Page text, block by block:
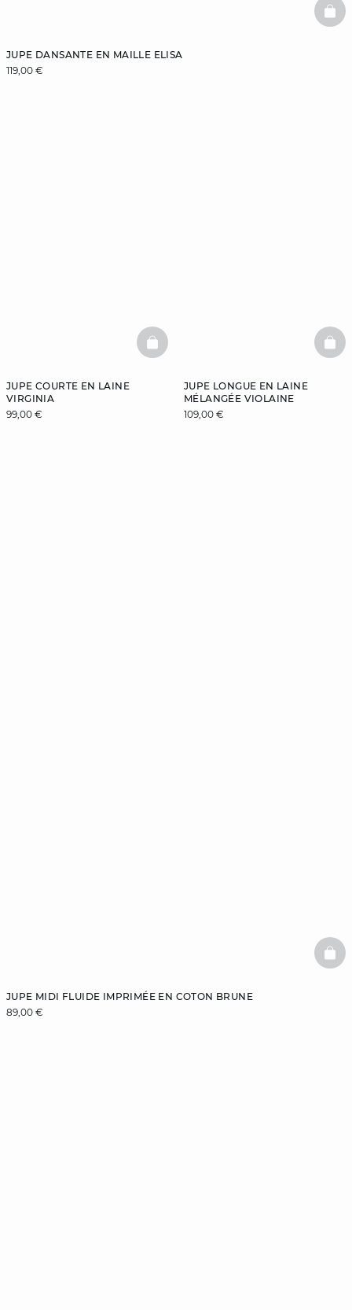
JUPE DANSANTE EN MAILLE ELISA
119,00 €
JUPE COURTE EN LAINE
VIRGINIA
99,00 €
BASKETFULL
JUPE LONGUE EN LAINE
MÉLANGÉE VIOLAINE
109,00 €
JUPE MIDI FLUIDE IMPRIMÉE EN COTON BRUNE
89,00 €